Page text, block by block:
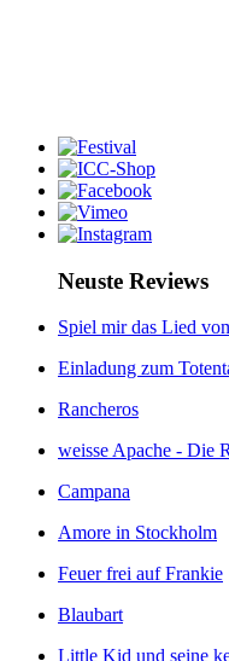
Neuste Reviews
Spiel mir das Lied
Einladung zum
Rancheros
weisse Apache - Die
Campana
Amore in Stockholm
Feuer frei auf Frankie
Blaubart
Little Kid und seine